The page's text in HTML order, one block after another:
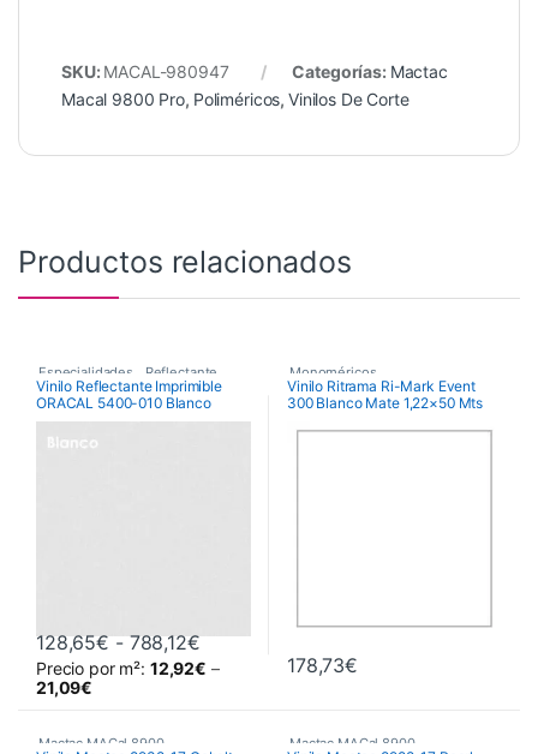
SKU: MACAL-980947 Categorías: Mactac
Macal 9800 Pro, Poliméricos, Vinilos De Corte
Productos relacionados
Especialidades Reflectante
Vinilos De Corte
Vinilo Reflectante Imprimible
ORACAL 5400-010 Blanco
128,65€ - 788,12€Rango de precios: desde 128,65€
Precio por m²: 12,92€ –
21,09€
Este producto tiene múltiples variantes. Las opciones se
Monoméricos
RITRAMA Ri-Mark M300 Event
Vinilo Ritrama Ri-Mark Event
300 Blanco Mate 1,22×50 Mts
178,73€
Mactac MACal 8900 Mactac MACal 8900